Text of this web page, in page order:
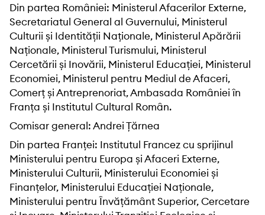
Din partea României: Ministerul Afacerilor Externe,
Secretariatul General al Guvernului, Ministerul
Culturii și Identității Naționale, Ministerul Apărării
Naționale, Ministerul Turismului, Ministerul
Cercetării și Inovării, Ministerul Educației, Ministerul
Economiei, Ministerul pentru Mediul de Afaceri,
Comerț și Antreprenoriat, Ambasada României în
Franța și Institutul Cultural Român.
Comisar general: Andrei Țărnea
Din partea Franței: Institutul Francez cu sprijinul
Ministerului pentru Europa și Afaceri Externe,
Ministerului Culturii, Ministerului Economiei și
Finanțelor, Ministerului Educației Naționale,
Ministerului pentru Învățământ Superior, Cercetare